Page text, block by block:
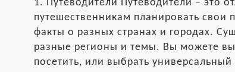
1. Путеводители Путеводители – это
путешественникам планировать свои
факты о разных странах и городах.
разные регионы и темы. Вы можете
посетить, или выбрать